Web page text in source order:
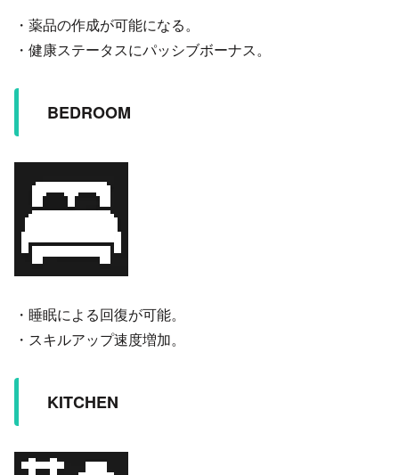
・薬品の作成が可能になる。
・健康ステータスにパッシブボーナス。
BEDROOM
・睡眠による回復が可能。
・スキルアップ速度増加。
KITCHEN